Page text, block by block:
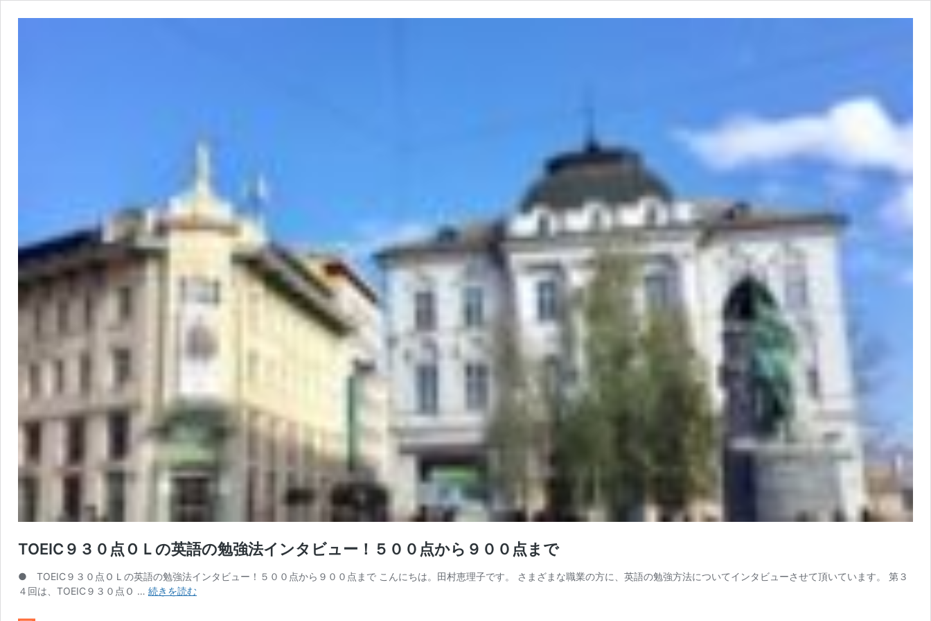
TOEIC９３０点ＯＬの英語の勉強法インタビュー！５００点から９００点まで
● TOEIC９３０点ＯＬの英語の勉強法インタビュー！５００点から９００点まで こんにちは。田村恵理子です。 さまざまな職業の方に、英語の勉強方法についてインタビューさせて頂いています。 第３
４回は、TOEIC９３０点Ｏ … 続きを読むTOEIC